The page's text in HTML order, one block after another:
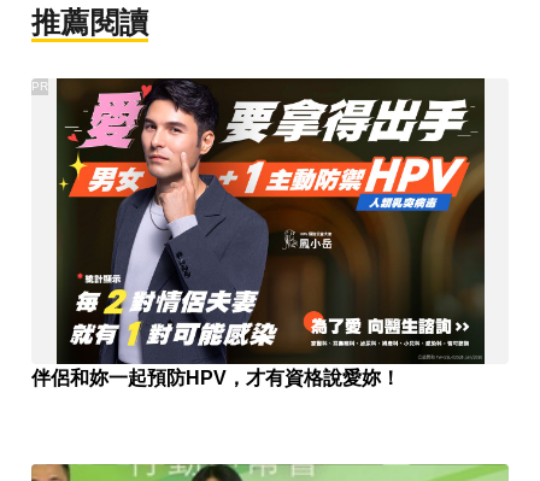
推薦閱讀
伴侶和妳一起預防HPV，才有資格說愛妳！
PR